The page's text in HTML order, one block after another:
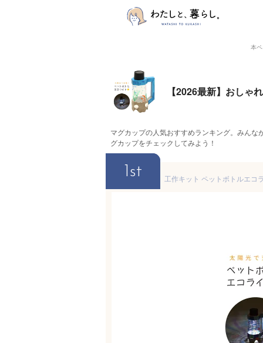
本
【2026最新】おしゃ
マグカップの人気おすすめランキング。みん
グカップをチェックしてみよう！
1st